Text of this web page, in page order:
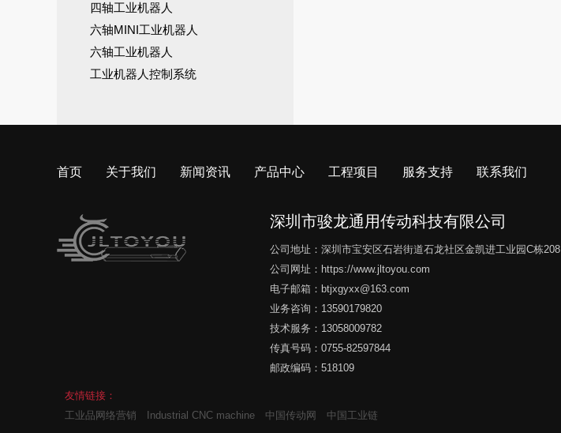
四轴工业机器人
六轴MINI工业机器人
六轴工业机器人
工业机器人控制系统
首页 关于我们 新闻资讯 产品中心 工程项目 服务支持 联系我们
深圳市骏龙通用传动科技有限公司
公司地址：深圳市宝安区石岩街道石龙社区金凯进工业园C栋208
公司网址： https://www.jltoyou.com
电子邮箱： btjxgyxx@163.com
业务咨询：13590179820
技术服务：13058009782
传真号码：0755-82597844
邮政编码：518109
友情链接：
工业品网络营销
Industrial CNC machine 中国传动网 中国工业链